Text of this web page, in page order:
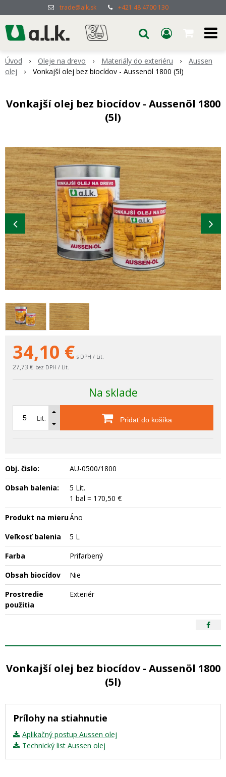
trade@alk.sk +421 48 4700 130
Úvod Oleje na drevo Materiály do exteriéru
Aussen
olej
Vonkajší olej bez biocídov - Aussenöl 1800 (5l)
Vonkajší olej bez biocídov - Aussenöl 1800
(5l)
34,10 € s DPH / Lit.
27,73 € bez DPH / Lit.
Na sklade
Lit. Pridať do košíka
Obj. čislo:
AU-0500/1800
Obsah balenia:
5 Lit.
1 bal = 170,50 €
Produkt na mieruÁno
Veľkosť balenia
5 L
Farba
Prifarbený
Obsah biocídov
Nie
Prostredie
použitia
Exteriér
Vonkajší olej bez biocídov - Aussenöl 1800
(5l)
Prílohy na stiahnutie
Aplikačný postup Aussen olej
Technický list Aussen olej